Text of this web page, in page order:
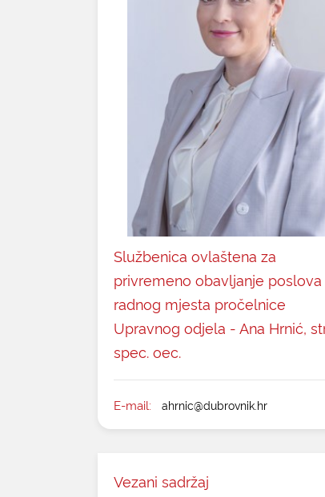
Službenica ovlaštena za
privremeno obavljanje poslova
radnog mjesta pročelnice
Upravnog odjela - Ana Hrnić,
spec. oec.
E-mail: ahrnic@dubrovnik.hr
Vezani sadržaj